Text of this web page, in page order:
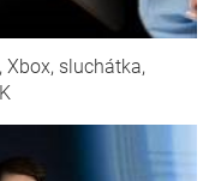
Xbox, sluchátka,